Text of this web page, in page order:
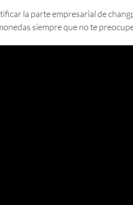
la parte empresarial de
siempre que no te